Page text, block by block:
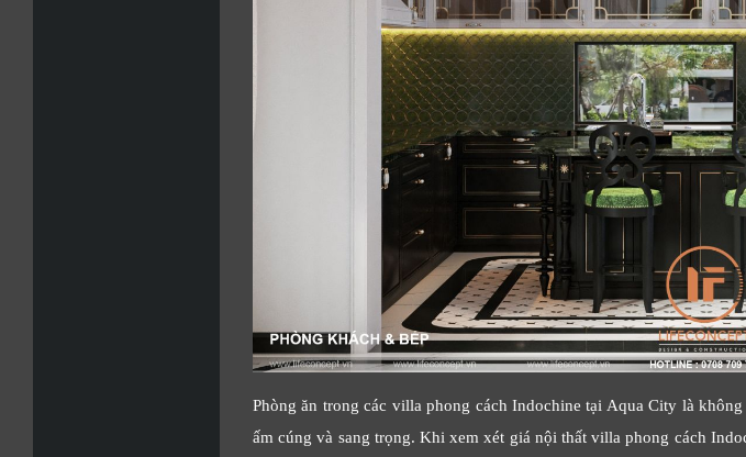
Phòng ăn trong các villa phong cách Indochine tại Aqua City là
ấm cúng và sang trọng. Khi xem xét giá nội thất villa phong cách